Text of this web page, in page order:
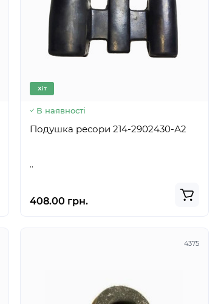
Хіт
В наявності
Подушка ресори 214-2902430-А2
..
408.00 грн.
4375